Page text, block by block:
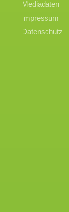
Mediadaten
Impressum
Datenschutz